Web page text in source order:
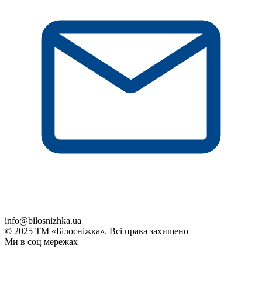
info@bilosnizhka.ua
© 2025 ТМ «Білосніжка». Всі права захищено
Ми в соц мережах